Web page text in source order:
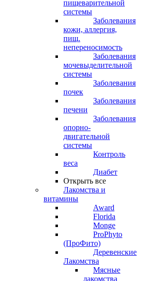
пищеварительной
системы
Заболевания
кожи, аллергия,
пищ.
непереносимость
Заболевания
мочевыделительной
системы
Заболевания
почек
Заболевания
печени
Заболевания
опорно-
двигательной
системы
Контроль
веса
Диабет
Открыть все
Лакомства и
витамины
Award
Florida
Monge
ProPhyto
(ПроФито)
Деревенские
Лакомства
Мясные
лакомства